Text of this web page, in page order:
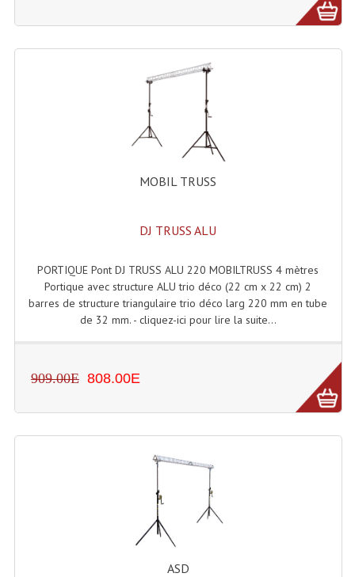
Monotubes Et Angles 50mm
Pendrillon Et Ossature
Pieds De Levage
Structure Echelle 290 Asd
Structure Et Angles Quatro Deco
Structures
Flight-Case (s) Et Accessoires
Flight Case Plasma Et Écran LCD
Flight Case Régie
Flight Cases Platine Disque. Lecteurs CD
Flight Malettes Consoles T. Mixages
MOBIL TRUSS
DJ TRUSS ALU
PORTIQUE Pont DJ TRUSS ALU 220 MOBILTRUSS 4 mètres
Portique avec structure ALU trio déco (22 cm x 22 cm) 2
barres de structure triangulaire trio déco larg 220 mm en tube
de 32 mm. - cliquez-ici pour lire la suite...
909.00E 808.00E
ASD